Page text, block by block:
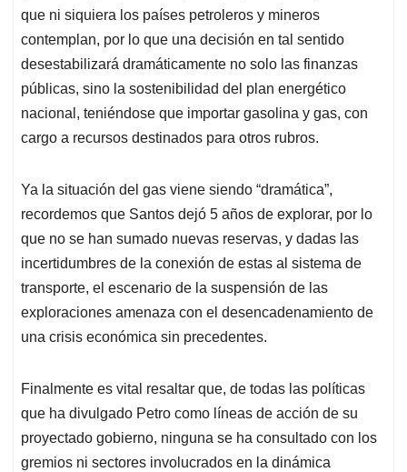
que ni siquiera los países petroleros y mineros
contemplan, por lo que una decisión en tal sentido
desestabilizará dramáticamente no solo las finanzas
públicas, sino la sostenibilidad del plan energético
nacional, teniéndose que importar gasolina y gas, con
cargo a recursos destinados para otros rubros.
Ya la situación del gas viene siendo “dramática”,
recordemos que Santos dejó 5 años de explorar, por lo
que no se han sumado nuevas reservas, y dadas las
incertidumbres de la conexión de estas al sistema de
transporte, el escenario de la suspensión de las
exploraciones amenaza con el desencadenamiento de
una crisis económica sin precedentes.
Finalmente es vital resaltar que, de todas las políticas
que ha divulgado Petro como líneas de acción de su
proyectado gobierno, ninguna se ha consultado con los
gremios ni sectores involucrados en la dinámica